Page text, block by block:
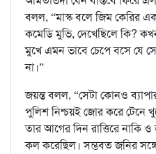
বলল, “মাস্ক বলে জিম কেরির
কমেডি মুভি, দেখেছিলে কি?
মুখে এমন ভাবে চেপে বসে যে
না।”
জয়ন্ত বলল, “সেটা কোনও
পুলিশ নিশ্চয়ই জোর করে টেনে
তার আগের দিন রাত্তিরে নাকি
কল করেছিল। সম্ভবত জনির